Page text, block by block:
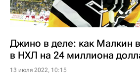
Джино в деле: как Малкин
в НХЛ на 24 миллиона
13 июля 2022, 10:15